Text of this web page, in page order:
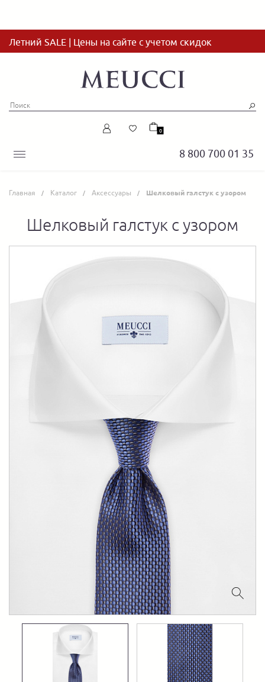
Летний SALE | Цены на сайте с учетом скидок
8 800 700 01 35
0
Главная Каталог Аксессуары Шелковый галстук с узором
Шелковый галстук с узором